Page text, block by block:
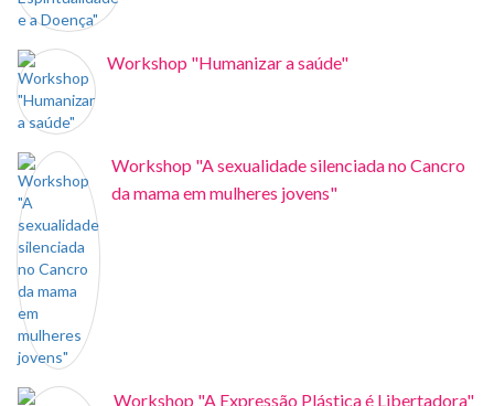
Workshop "Humanizar a saúde"
Workshop "A sexualidade silenciada no Cancro
da mama em mulheres jovens"
Workshop "A Expressão Plástica é Libertadora"